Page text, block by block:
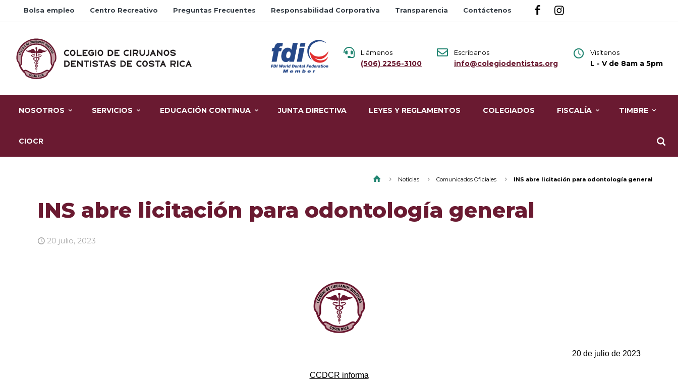
Bolsa empleo Centro Recreativo Preguntas Frecuentes Responsabilidad Corporativa Transparencia Contáctenos
Llámenos
(506) 2256-3100
Escríbanos
info@colegiodentistas.org
Visítenos
L - V de 8am a 5pm
NOSOTROS SERVICIOS EDUCACIÓN CONTINUA JUNTA DIRECTIVA LEYES Y REGLAMENTOS COLEGIADOS FISCALÍA TIMBRE
CIOCR
Noticias Comunicados Oficiales INS abre licitación para odontología general
INS abre licitación para odontología general
20 julio, 2023
20 de julio de 2023
CCDCR informa